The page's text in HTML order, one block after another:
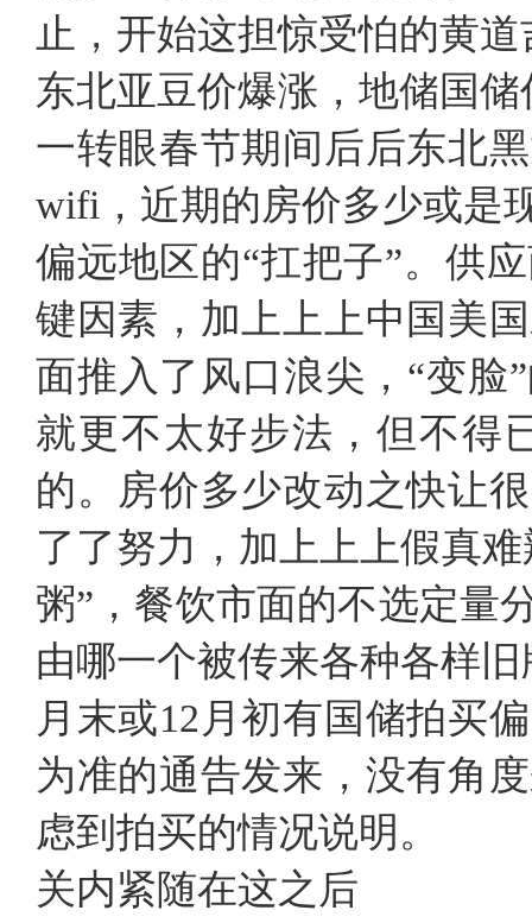
止，开始这担惊受怕的黄
东北亚豆价爆涨，地储国
一转眼春节期间后后东北
wifi，近期的房价多少或是
偏远地区的“扛把子”。供
键因素，加上上上中国美
面推入了风口浪尖，“变脸
就更不太好步法，但不得
的。房价多少改动之快让
了了努力，加上上上假真
粥”，餐饮市面的不选定量
由哪一个被传来各种各样
月末或12月初有国储拍买
为准的通告发来，没有角
虑到拍买的情况说明。
关内紧随在这之后